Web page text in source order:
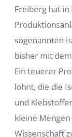
Freiberg hat
sogenannten
bisher mit
Ein teuerer
lohnt, die die
und
kleine
Wissenschaft